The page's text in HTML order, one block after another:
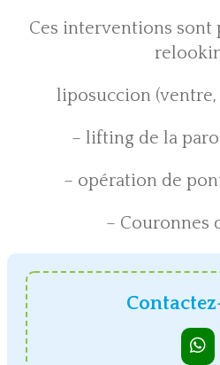
Ces interventions sont
liposuccion (ventre,
– lifting de la
– opération de
– Couronnes